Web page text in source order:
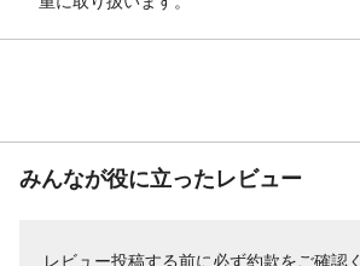
みんなが役に立ったレビュー
レビュー投稿する前に必ず約款をご確認